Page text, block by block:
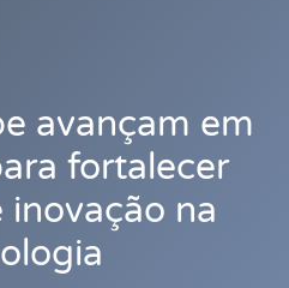
avançam em
fortalecer
inovação na